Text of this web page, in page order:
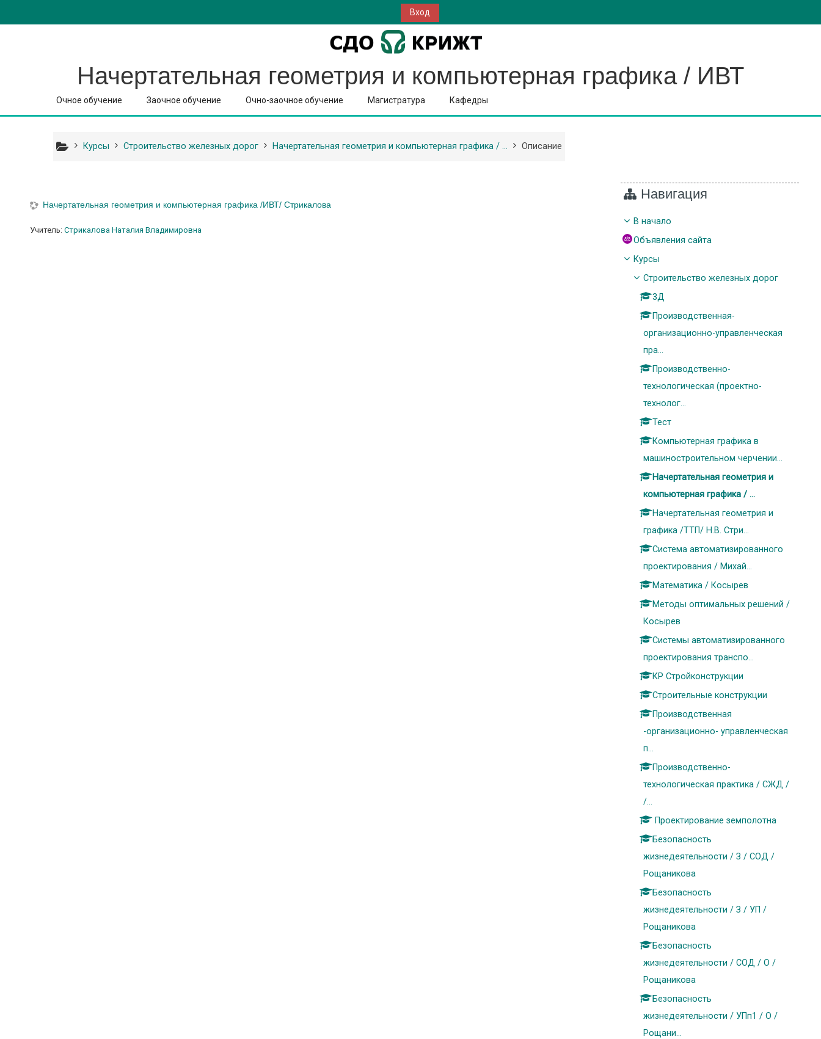
Вход
Начертательная геометрия и компьютерная графика / ИВТ
Очное обучение Заочное обучение Очно-заочное обучение Магистратура Кафедры
Курсы Строительство железных дорог Начертательная геометрия и компьютерная графика / ... Описание
Начертательная геометрия и компьютерная графика /ИВТ/ Стрикалова
Учитель: Стрикалова Наталия Владимировна
Навигация
В начало
Объявления сайта
Курсы
Строительство железных дорог
3Д
Производственная-
организационно-управленческая
пра...
Производственно-
технологическая (проектно-
технолог...
Тест
Компьютерная графика в
машиностроительном черчении...
Начертательная геометрия и
компьютерная графика / ...
Начертательная геометрия и
графика /ТТП/ Н.В. Стри...
Система автоматизированного
проектирования / Михай...
Математика / Косырев
Методы оптимальных решений /
Косырев
Системы автоматизированного
проектирования транспо...
КР Стройконструкции
Строительные конструкции
Производственная
-организационно- управленческая
п...
Производственно-
технологическая практика / СЖД /
/...
Проектирование земполотна
Безопасность
жизнедеятельности / З / СОД /
Рощаникова
Безопасность
жизнедеятельности / З / УП /
Рощаникова
Безопасность
жизнедеятельности / СОД / О /
Рощаникова
Безопасность
жизнедеятельности / УПп1 / О /
Рощани...